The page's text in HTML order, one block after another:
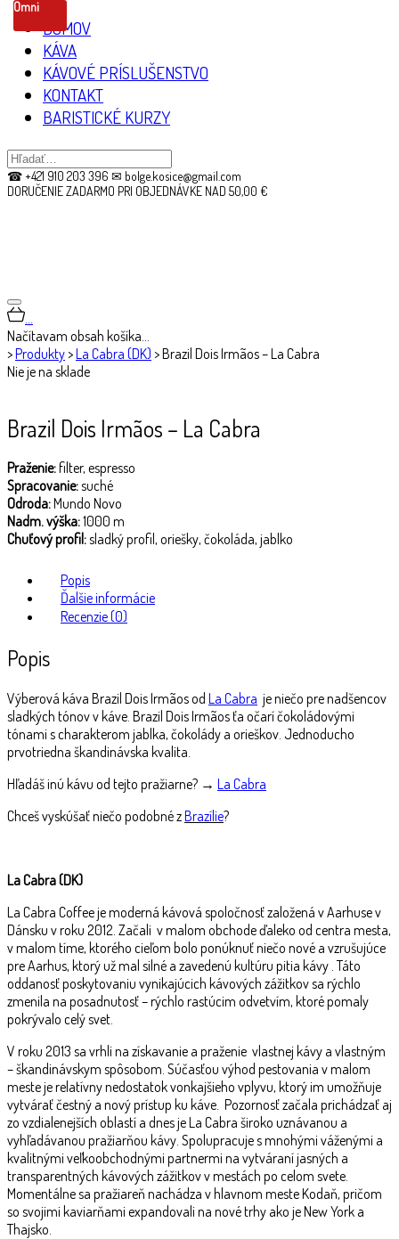
DOMOV
KÁVA
KÁVOVÉ PRÍSLUŠENSTVO
KONTAKT
BARISTICKÉ KURZY
☎ +421 910 203 396 ✉ bolge.kosice@gmail.com
DORUČENIE ZADARMO PRI OBJEDNÁVKE NAD 50,00 €
…
Načítavam obsah košíka…
>Produkty>La Cabra (DK) >Brazil Dois Irmãos – La Cabra
Nie je na sklade
Omni
Brazil Dois Irmãos – La Cabra
Praženie:filter, espresso
Spracovanie:suché
Odroda:Mundo Novo
Nadm. výška:1000 m
Chuťový profil:sladký profil, oriešky, čokoláda, jablko
Popis
Ďalšie informácie
Recenzie (0)
Popis
Výberová káva Brazil Dois Irmãosod La Cabra je niečo pre nadšencov
sladkých tónov v káve. Brazil Dois Irmãos ťa očarí čokoládovými
tónami s charakterom jablka, čokolády a orieškov. Jednoducho
prvotriedna škandinávska kvalita.
Hľadáš inú kávu od tejto pražiarne? → La Cabra
Chceš vyskúšať niečo podobné zBrazílie?
La Cabra (DK)
La Cabra Coffee je moderná kávová spoločnosť založená v Aarhuse v
Dánsku v roku 2012. Začali v malom obchode ďaleko od centra mesta,
v malom tíme, ktorého cieľom bolo ponúknuť niečo nové a vzrušujúce
pre Aarhus, ktorý už mal silné a zavedenú kultúru pitia kávy . Táto
oddanosť poskytovaniu vynikajúcich kávových zážitkov sa rýchlo
zmenila na posadnutosť – rýchlo rastúcim odvetvím, ktoré pomaly
pokrývalo celý svet.
V roku 2013 sa vrhli na získavanie a praženie vlastnej kávy a vlastným
– škandinávskym spôsobom. Súčasťou výhod pestovania v malom
meste je relatívny nedostatok vonkajšieho vplyvu, ktorý im umožňuje
vytvárať čestný a nový prístup ku káve. Pozornosť začala prichádzať aj
zo vzdialenejších oblastí a dnes je La Cabra široko uznávanou a
vyhľadávanou pražiarňou kávy. Spolupracuje s mnohými váženými a
kvalitnými veľkoobchodnými partnermi na vytváraní jasných a
transparentných kávových zážitkov v mestách po celom svete.
Momentálne sa pražiareň nachádza v hlavnom meste Kodaň, pričom
so svojimi kaviarňami expandovali na nové trhy ako je New York a
Thajsko.